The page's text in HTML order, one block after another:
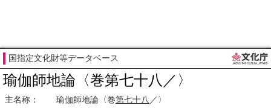
国指定文化財等データベース
瑜伽師地論〈巻第七十八／〉
主名称： 瑜伽師地論〈巻第七十八 ／〉